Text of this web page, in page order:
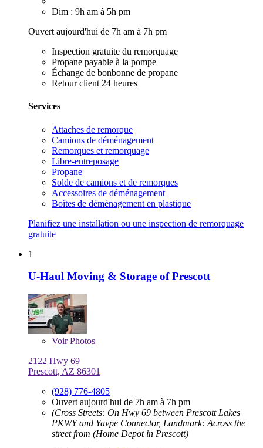
Dim : 9h am à 5h pm
Ouvert aujourd'hui de 7h am à 7h pm
Inspection gratuite du remorquage
Propane payable à la pompe
Échange de bonbonne de propane
Retour client 24 heures
Services
Attaches de remorque
Camions de déménagement
Remorques et remorquage
Libre-entreposage
Propane
Solde de camions et de remorques
Accessoires de déménagement
Boîtes de déménagement en plastique
Planifiez une installation ou une inspection de remorquage
gratuite
1
U-Haul Moving & Storage of Prescott
VoirPhotos
2122 Hwy 69
Prescott, AZ 86301
(928) 776-4805
Ouvert aujourd'hui de 7h am à 7h pm
(Cross Streets: On Hwy 69 between Prescott Lakes
PKWY and Yavpe Connector, Landmark: Across the
street from (Home Depot in Prescott)